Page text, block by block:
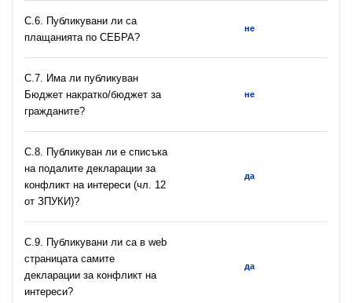
С.6. Публикувани ли са
плащанията по СЕБРА?
не
С.7. Има ли публикуван
Бюджет накратко/бюджет за
гражданите?
не
C.8. Публикуван ли е списъка
на подалите декларации за
конфликт на интереси (чл. 12
от ЗПУКИ)?
да
C.9. Публикувани ли са в web
страницата самите
декларации за конфликт на
интереси?
да